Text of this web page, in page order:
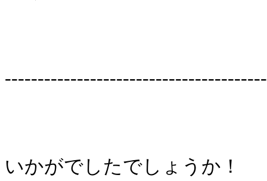
いかがでしたでしょうか！